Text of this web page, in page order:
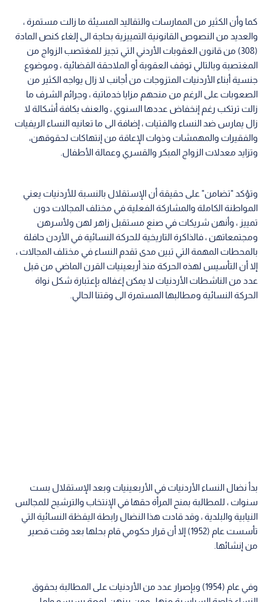
كما وأن الكثير من الممارسات والتقاليد المسيئة ما زالت مستمرة ،
والعديد من النصوص القانونية التمييزية بحاجة الى إلغاء كنص المادة
(308) من قانون العقوبات الأردني التي تجيز للمغتصب الزواج من
المغتصبة وبالتالي توقف العقوبة أو الملاحقة القضائية ، وموضوع
جنسية أبناء الأردنيات المتزوجات من أجانب لا زال يواجه الكثير من
الصعوبات على الرغم من منحهم مزايا خدماتية ، وجرائم الشرف ما
زالت ترتكب رغم إنخفاض عددها السنوي ، والعنف بكافة أشكالة لا
زال يمارس ضد النساء والفتيات ، إضافة الى ما تعانيه النساء الريفيات
والفقيرات والمهمشات وذوات الإعاقة من إنتهاكات لحقوقهن،
وتزايد معدلات الزواج المبكر والقسري وعمالة الأطفال.
وتؤكد "تضامن" على حقيقة أن الإستقلال بالنسبة للأردنيات يعني
المواطنة الكاملة والمشاركة الفعلية في مختلف المجالات دون
تمييز ، وأنهن شريكات في صنع مستقبل زاهر لهن ولأسرهن
ومجتمعاتهن ، فالذاكرة التاريخية للحركة النسائية في الأردن حافلة
بالمحطات المهمة التي تبين مدى تقدم النساء في مختلف المجالات ،
إلا أن التأسيس لهذه الحركة منذ أربعينيات القرن الماضي من قبل
عدد من الناشطات الأردنيات لا يمكن إغفاله بإعتبارة شكل نواة
الحركة النسائية ومطالبها المستمرة الى وقتنا الحالي.
بدأ نضال النساء الأردنيات في الأربعينيات وبعد الإستقلال بست
سنوات ، للمطالبة بمنح المرأة حقها في الإنتخاب والترشيح للمجالس
النيابية والبلدية ، وقد قادت هذا النضال رابطة اليقظة النسائية التي
تأسست عام (1952) إلا أن قرار حكومي قام بحلها بعد وقت قصير
من إنشائها.
وفي عام (1954) وبإصرار عدد من الأردنيات على المطالبة بحقوق